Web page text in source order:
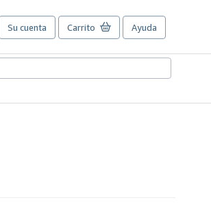
Su cuenta Carrito Ayuda